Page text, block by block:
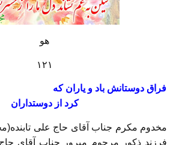
هو
۱۲۱
فراق دوستانش باد و یاران
کرد از دوستداران
مخدوم مکرم جناب آقای حاج علی
فرزند ذکور مرحوم مبرور جناب آقای